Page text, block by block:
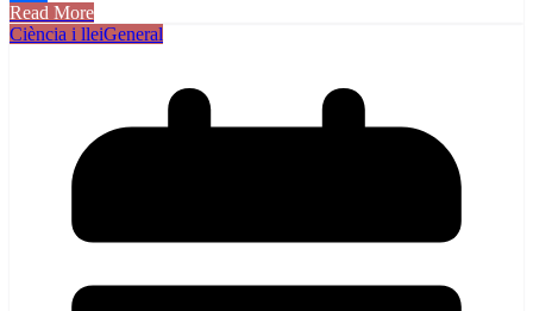
Comparteix
Read More
Ciència i lleiGeneral